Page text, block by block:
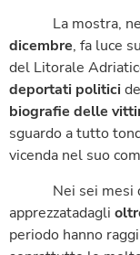
La mostra, nel
dicembre, fa luce
del Litorale
deportati politici
biografie delle
sguardo a tutto
vicenda nel suo
Nei sei mesi di
apprezzatadagli
periodo hanno